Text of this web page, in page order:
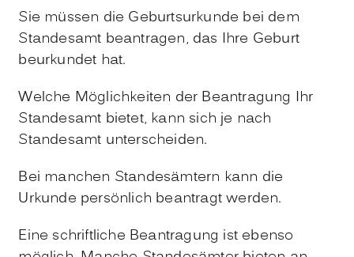
Sie müssen die Geburtsurkunde bei dem
Standesamt beantragen, das Ihre Geburt
beurkundet hat.
Welche Möglichkeiten der Beantragung Ihr
Standesamt bietet, kann sich je nach
Standesamt unterscheiden.
Bei manchen Standesämtern kann die
Urkunde persönlich beantragt werden.
Eine schriftliche Beantragung ist ebenso